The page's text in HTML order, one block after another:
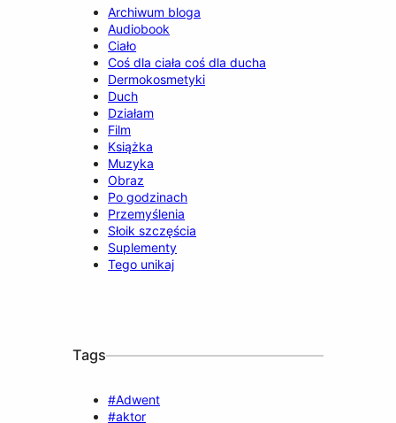
Archiwum bloga
Audiobook
Ciało
Coś dla ciała coś dla ducha
Dermokosmetyki
Duch
Działam
Film
Książka
Muzyka
Obraz
Po godzinach
Przemyślenia
Słoik szczęścia
Suplementy
Tego unikaj
Tags
#Adwent
#aktor